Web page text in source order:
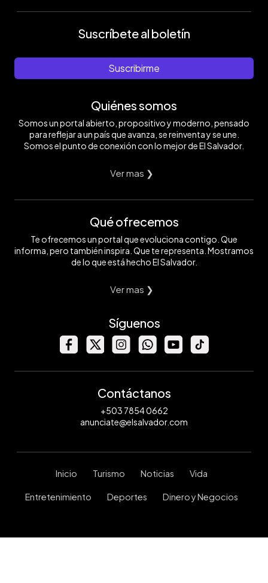
Suscríbete al boletín
Suscribirme
Quiénes somos
Somos un portal abierto, propositivo y moderno, pensado
para reflejar a un país que avanza, se reinventa y se une.
Somos el punto de conexión con lo mejor de El Salvador.
Ver mas ❯
Qué ofrecemos
Te ofrecemos un portal que evoluciona contigo. Que
informa, pero también inspira. Que te representa. Mostramos
de lo que está hecho El Salvador.
Ver mas ❯
Síguenos
Contáctanos
+503 7854 0662
anunciate@elsalvador.com
Inicio Turismo Noticias Vida
Entretenimiento Deportes Dinero y Negocios